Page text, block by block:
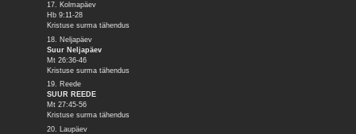
17. Kolmapäev
Hb 9:11-28
Kristuse surma tähendus
18. Neljapäev
Suur Neljapäev
Mt 26:36-46
Kristuse surma tähendus
19. Reede
SUUR REEDE
Mt 27:45-56
Kristuse surma tähendus
20. Laupäev